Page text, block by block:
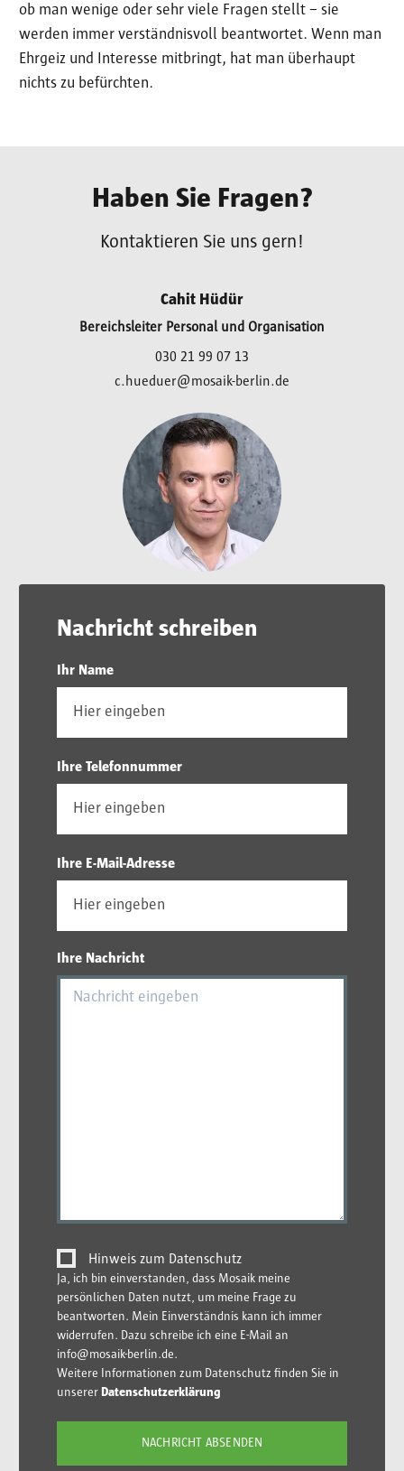
ob man wenige oder sehr viele Fragen stellt – sie
werden immer verständnisvoll beantwortet. Wenn man
Ehrgeiz und Interesse mitbringt, hat man überhaupt
nichts zu befürchten.
Haben Sie Fragen?
Kontaktieren Sie uns gern!
Cahit Hüdür
Bereichsleiter Personal und Organisation
030 21 99 07 13
c.hueduer@mosaik-berlin.de
Nachricht schreiben
Ihr Name
Ihre Telefonnummer
Ihre E-Mail-Adresse
Ihre Nachricht
Hinweis zum Datenschutz
Ja, ich bin einverstanden, dass Mosaik meine
persönlichen Daten nutzt, um meine Frage zu
beantworten. Mein Einverständnis kann ich immer
widerrufen. Dazu schreibe ich eine E-Mail an
info@mosaik-berlin.de.
Weitere Informationen zum Datenschutz finden Sie in
unserer Datenschutzerklärung